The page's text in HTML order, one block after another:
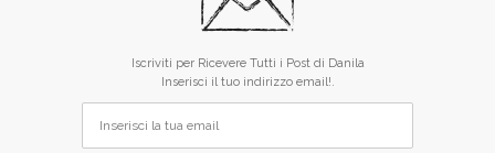
Iscriviti per Ricevere Tutti i Post di Danila
Inserisci il tuo indirizzo email!.